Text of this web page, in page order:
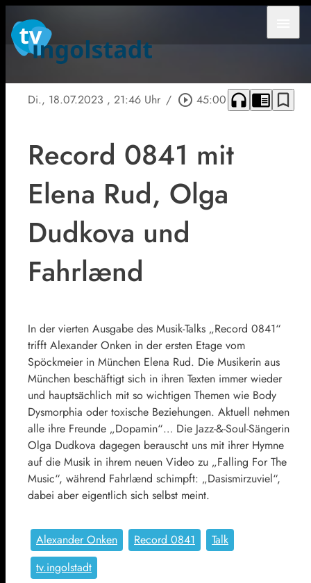
Di., 18.07.2023 , 21:46 Uhr / play_circle_outline 45:00 headphones chrome_reader_mode bookmark_border
Record 0841 mit
Elena Rud, Olga
Dudkova und
Fahrlænd
In der vierten Ausgabe des Musik-Talks „Record 0841“
trifft Alexander Onken in der ersten Etage vom
Spöckmeier in München Elena Rud. Die Musikerin aus
München beschäftigt sich in ihren Texten immer wieder
und hauptsächlich mit so wichtigen Themen wie Body
Dysmorphia oder toxische Beziehungen. Aktuell nehmen
alle ihre Freunde „Dopamin“… Die Jazz-&-Soul-Sängerin
Olga Dudkova dagegen berauscht uns mit ihrer Hymne
auf die Musik in ihrem neuen Video zu „Falling For The
Music“, während Fahrlænd schimpft: „Dasismirzuviel“,
dabei aber eigentlich sich selbst meint.
Alexander Onken Record 0841
Talk
tv.ingolstadt